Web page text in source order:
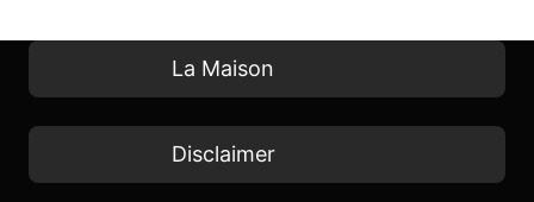
La Maison
Disclaimer